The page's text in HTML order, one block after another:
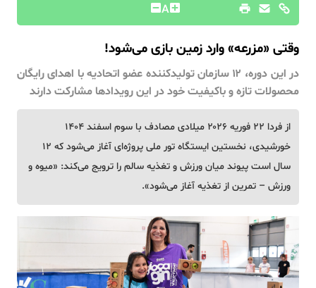
A
وقتی «مزرعه» وارد زمین بازی می‌شود!
در این دوره، ۱۲ سازمان تولیدکننده عضو اتحادیه با اهدای رایگان
محصولات تازه و باکیفیت خود در این رویدادها مشارکت دارند
از فردا ۲۲ فوریه ۲۰۲۶ میلادی مصادف با سوم اسفند ۱۴۰۴
خورشیدی، نخستین ایستگاه تور ملی پروژه‌ای آغاز می‌شود که ۱۲
سال است پیوند میان ورزش و تغذیه سالم را ترویج می‌کند: «میوه و
ورزش – تمرین از تغذیه آغاز می‌شود».